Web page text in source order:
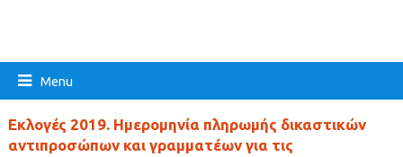
Menu
Εκλογές 2019. Ημερομηνία πληρωμής δικαστικών
αντιπροσώπων και γραμματέων για τις